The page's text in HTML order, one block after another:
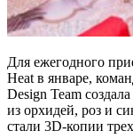
Для ежегодного
Heat в январе,
Design Team
из орхидей, роз и
стали 3D-копии